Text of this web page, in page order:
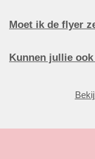
Moet ik de flyer
Kunnen jullie